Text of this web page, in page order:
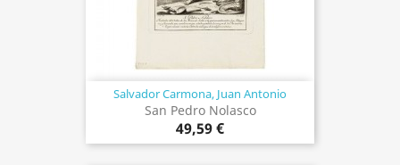
Salvador Carmona, Juan Antonio
San Pedro Nolasco
49,59 €